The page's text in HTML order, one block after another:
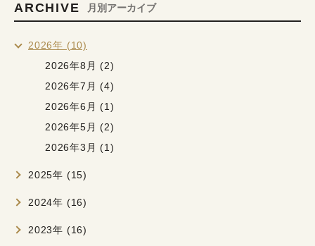
ARCHIVE 月別アーカイブ
2026年 (10)
2026年8月 (2)
2026年7月 (4)
2026年6月 (1)
2026年5月 (2)
2026年3月 (1)
2025年 (15)
2024年 (16)
2023年 (16)